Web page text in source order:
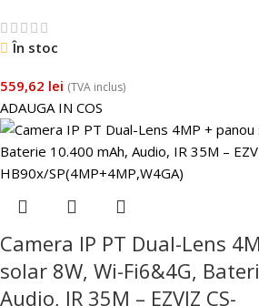
În stoc
559,62 lei (TVA inclus)
ADAUGA IN COS
Camera IP PT Dual-Lens
solar 8W, Wi-Fi6&4G,
Audio, IR 35M – EZVIZ CS-